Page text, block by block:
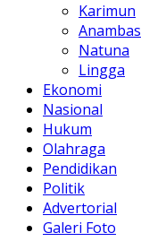
Karimun
Anambas
Natuna
Lingga
Ekonomi
Nasional
Hukum
Olahraga
Pendidikan
Politik
Advertorial
Galeri Foto